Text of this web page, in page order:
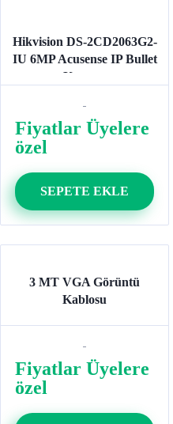
Hikvision DS-2CD2063G2-
IU 6MP Acusense IP Bullet
Kamera
Fiyatlar Üyelere
özel
SEPETE EKLE
3 MT VGA Görüntü
Kablosu
Fiyatlar Üyelere
özel